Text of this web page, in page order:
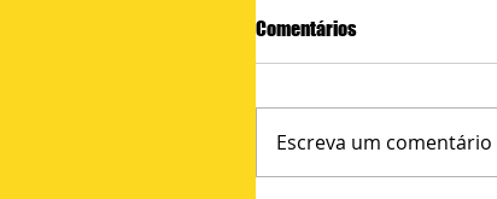
Comentários
Escreva um comentário